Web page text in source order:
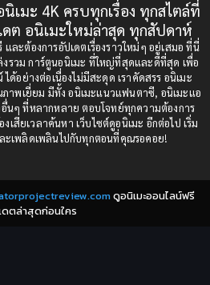
านวัย(6)
1988
1985
1983
1981
1979
เมะ 4K ครบทุกเรื่อง ทุกสไตล์ที่
ต อนิเมะใหม่ล่าสุด ทุกสัปดาห์
ละต้องการอัปเดตเรื่องราวใหม่ๆ อยู่เสมอ ที่นี่
รวม การ์ตูนอนิเมะ ที่ใหญ่ที่สุดและดีที่สุด เพื่อ
ด้อย่างต่อเนื่องไม่มีสะดุด เราคัดสรร อนิเมะ
าพเยี่ยม มีทั้ง อนิเมะแนวแฟนตาซี, อนิเมะแอ
นๆ ที่หลากหลาย ตอบโจทย์ทุกความต้องการ
เสียเวลาค้นหา เว็บไซต์ดูอนิเมะ อีกต่อไป เริ่ม
ะเพลิดเพลินไปกับทุกตอนที่คุณรอคอย!
ดูอนิเมะออนไลน์ฟรี
ดตล่าสุดก่อนใคร